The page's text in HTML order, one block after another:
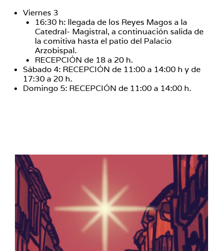
Viernes 3
16:30 h: llegada de los Reyes Magos a la
Catedral- Magistral, a continuación salida de
la comitiva hasta el patio del Palacio
Arzobispal.
RECEPCIÓN de 18 a 20 h.
Sábado 4: RECEPCIÓN de 11:00 a 14:00 h y de
17:30 a 20 h.
Domingo 5: RECEPCIÓN de 11:00 a 14:00 h.